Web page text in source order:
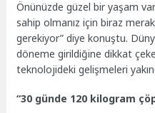
Önünüzde güzel bir yaşam
sahip olmanız için biraz
gerekiyor” diye konuştu.
döneme girildiğine dikkat
teknolojideki gelişmeleri
“30 günde 120 kilogram